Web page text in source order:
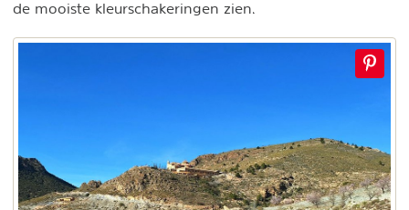
de mooiste kleurschakeringen zien.